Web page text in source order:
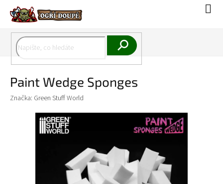
obsah
Paint Wedge Sponges
Značka: Green Stuff World